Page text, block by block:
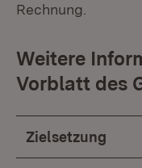
Rechnung.
Weitere
Vorblatt des
Zielsetzung